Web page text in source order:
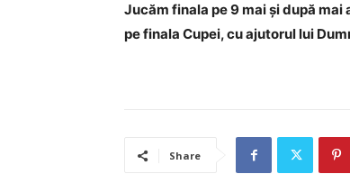
Jucăm finala pe 9 mai și după
pe finala Cupei, cu ajutorul lui
Share